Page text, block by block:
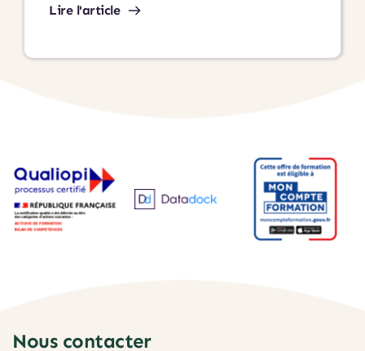
seul
comment)
Lire l'article
Nous contacter